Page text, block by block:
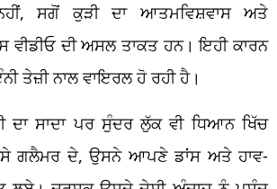
ਸਗੋਂ ਕੁੜੀ ਦਾ ਆਤਮਵਿਸ਼ਵਾਸ ਅਤੇ
ਦੀ ਅਸਲ ਤਾਕਤ ਹਨ। ਇਹੀ ਕਾਰਨ
ਤੇਜ਼ੀ ਨਾਲ ਵਾਇਰਲ ਹੋ ਰਹੀ ਹੈ।
ਦਾ ਸਾਦਾ ਪਰ ਸੁੰਦਰ ਲੁੱਕ ਵੀ ਧਿਆਨ ਖਿੱਚ
ਗਲੈਮਰ ਦੇ, ਉਸਨੇ ਆਪਣੇ ਡਾਂਸ ਅਤੇ ਹਾਵ-